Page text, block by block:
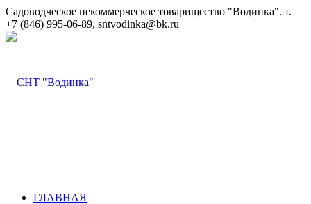
Садоводческое некоммерческое товарищество "Водинка". т.
+7 (846) 995-06-89, sntvodinka@bk.ru
ГЛАВНАЯ